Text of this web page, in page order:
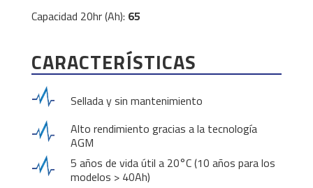
Capacidad 20hr (Ah): 65
CARACTERÍSTICAS
Sellada y sin mantenimiento
Alto rendimiento gracias a la tecnología
AGM
5 años de vida útil a 20°C (10 años para los
modelos > 40Ah)